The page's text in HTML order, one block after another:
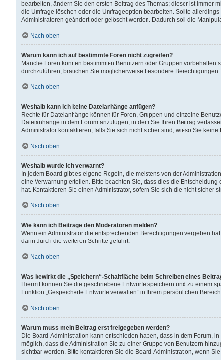
bearbeiten, ändern Sie den ersten Beitrag des Themas; dieser ist immer
die Umfrage löschen oder die Umfrageoption bearbeiten. Sollte
Administratoren geändert oder gelöscht werden. Dadurch soll die
Nach oben
Warum kann ich auf bestimmte Foren nicht zugreifen?
Manche Foren können bestimmten Benutzern oder Gruppen
durchzuführen, brauchen Sie möglicherweise besondere
Nach oben
Weshalb kann ich keine Dateianhänge anfügen?
Rechte für Dateianhänge können für Foren, Gruppen und einzelne
Dateianhänge in dem Forum anzufügen, in dem Sie Ihren Beitrag
Administrator kontaktieren, falls Sie sich nicht sicher sind, wieso Sie
Nach oben
Weshalb wurde ich verwarnt?
In jedem Board gibt es eigene Regeln, die meistens von der
eine Verwarnung erteilen. Bitte beachten Sie, dass dies die
hat. Kontaktieren Sie einen Administrator, sofern Sie sich die nicht sicher
Nach oben
Wie kann ich Beiträge den Moderatoren melden?
Wenn ein Administrator die entsprechenden Berechtigungen vergeben
dann durch die weiteren Schritte geführt.
Nach oben
Was bewirkt die „Speichern“-Schaltfläche beim Schreiben eines
Hiermit können Sie die geschriebene Entwürfe speichern und zu einem
Funktion „Gespeicherte Entwürfe verwalten“ in Ihrem persönlichen
Nach oben
Warum muss mein Beitrag erst freigegeben werden?
Die Board-Administration kann entschieden haben, dass in dem Forum,
möglich, dass die Administration Sie zu einer Gruppe von Benutzern
sichtbar werden. Bitte kontaktieren Sie die Board-Administration, wenn